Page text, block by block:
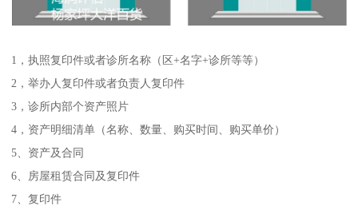
1，执照复印件或者诊所名称（区+名字+诊所等等）
2，举办人复印件或者负责人复印件
3，诊所内部个资产照片
4，资产明细清单（名称、数量、购买时间、购买单价）
5、资产及合同
6、房屋租赁合同及复印件
7、复印件